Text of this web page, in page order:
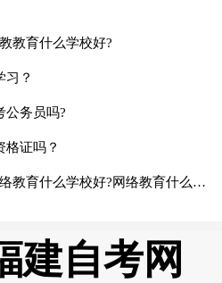
教育什么学校好?
习？
公务员吗?
格证吗？
网络教育什么学校好?网络教育什么学校好?网络教育什么学校好?网络教育什么学校好?网络教育什么学校好?
建自考网